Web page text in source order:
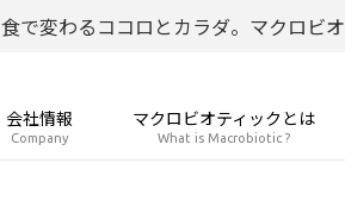
食で変わるココロとカラダ。マクロビ
会社情報
Company
マクロビオティックとは
What is Macrobiotic ?